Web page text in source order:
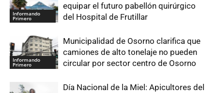
Informando
Primero
equipar el futuro pabellón quirúrgico
del Hospital de Frutillar
Informando
Primero
Municipalidad de Osorno clarifica que
camiones de alto tonelaje no pueden
circular por sector centro de Osorno
Día Nacional de la Miel: Apicultores del